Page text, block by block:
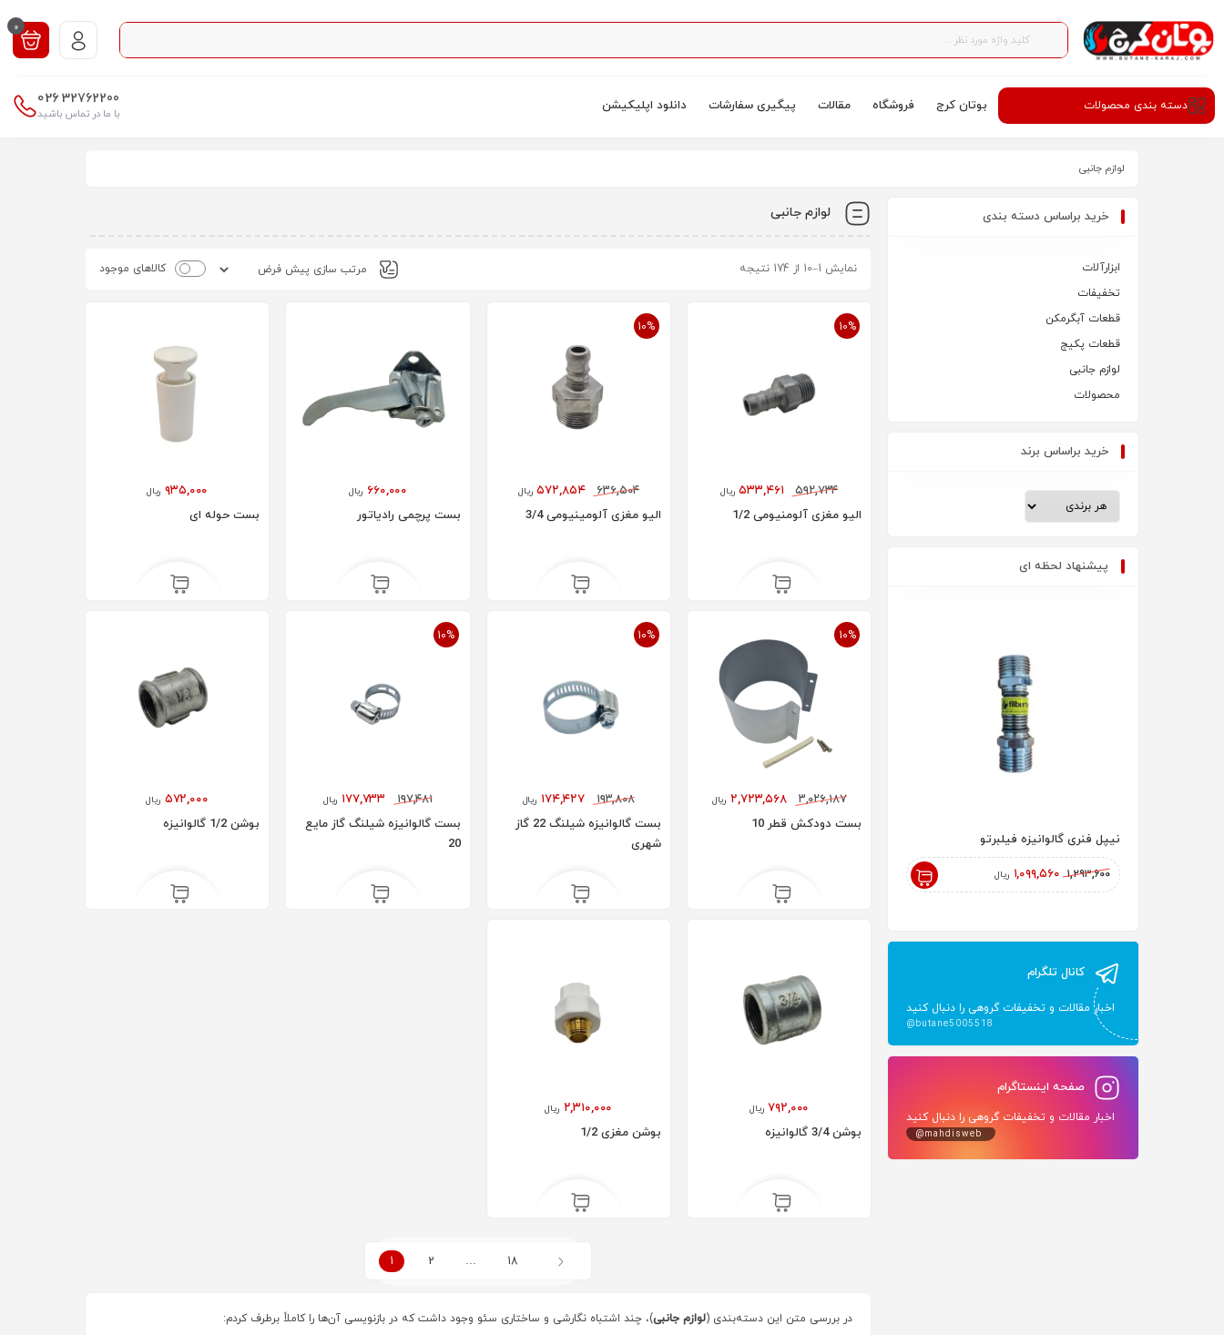
0
دسته‌ بندی محصولات بوتان کرج فروشگاه مقالات پیگیری سفارشات دانلود اپلیکیشن 32762200
026
با ما در تماس باشید
لوازم جانبی
لوازم جانبی
نمایش 1–10 از 174 نتیجه کالاهای موجود
10%
۵۹۲,۷۳۴ ۵۳۳,۴۶۱ ریال
الیو مغزی آلومنیومی 1/2
10%
۶۳۶,۵۰۴ ۵۷۲,۸۵۴ ریال
الیو مغزی آلومینیومی 3/4
۶۶۰,۰۰۰ ریال
بست پرچمی رادیاتور
۹۳۵,۰۰۰ ریال
بست حوله ای
10%
۳,۰۲۶,۱۸۷ ۲,۷۲۳,۵۶۸ ریال
بست دودکش قطر 10
10%
۱۹۳,۸۰۸ ۱۷۴,۴۲۷ ریال
بست گالوانیزه شیلنگ 22 گاز
شهری
10%
۱۹۷,۴۸۱ ۱۷۷,۷۳۳ ریال
بست گالوانیزه شیلنگ گاز مایع
20
۵۷۲,۰۰۰ ریال
بوشن 1/2 گالوانیزه
۷۹۲,۰۰۰ ریال
بوشن 3/4 گالوانیزه
۲,۳۱۰,۰۰۰ ریال
بوشن مغزی 1/2
1 2 … 18
در بررسی متن این دسته‌بندی (لوازم جانبی)، چند اشتباه نگارشی و ساختاری سئو وجود داشت که در بازنویسی آن‌ها را کاملاً برطرف کردم:
خرید براساس دسته بندی
ابزارآلات
تخفیفات
قطعات آبگرمکن
قطعات پکیج
لوازم جانبی
محصولات
خرید براساس برند
پیشنهاد لحظه ای
نیپل فنری گالوانیزه فیلبرتو
۱,۲۹۳,۶۰۰ ۱,۰۹۹,۵۶۰ ریال
رادیاتور پنلی 180 AYPAN رادیاتور پنلی 160 AYPAN
کانال تلگرام
اخبار مقالات و تخفیفات گروهی را دنبال کنید
@butane5005518
صفحه اینستاگرام
اخبار مقالات و تخفیفات گروهی را دنبال کنید
@mahdisweb